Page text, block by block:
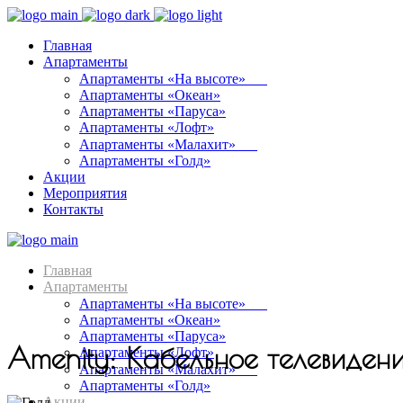
Главная
Апартаменты
Апартаменты «На высоте»⠀⠀
Апартаменты «Океан»
Апартаменты «Паруса»
Апартаменты «Лофт»
Апартаменты «Малахит»⠀⠀
Апартаменты «Голд»
Акции
Мероприятия
Контакты
Главная
Апартаменты
Апартаменты «На высоте»⠀⠀
Апартаменты «Океан»
Апартаменты «Паруса»
Апартаменты «Лофт»
Апартаменты «Малахит»⠀⠀
Апартаменты «Голд»
Amenity: Кабельное